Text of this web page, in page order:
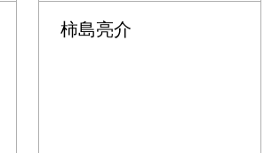
柿島亮介